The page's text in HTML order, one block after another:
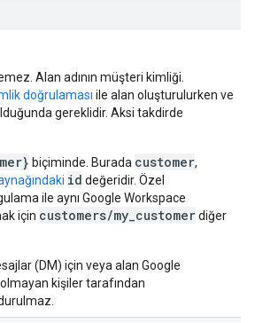
Alan adının müşteri kimliği.
doğrulaması ile alan oluşturulurken ve
gereklidir. Aksi takdirde
biçiminde. Burada customer,
id değeridir. Özel
ile aynı Google Workspace
için customers/my_customerdiğer
(DM) için veya alan Google
olmayan kişiler tarafından